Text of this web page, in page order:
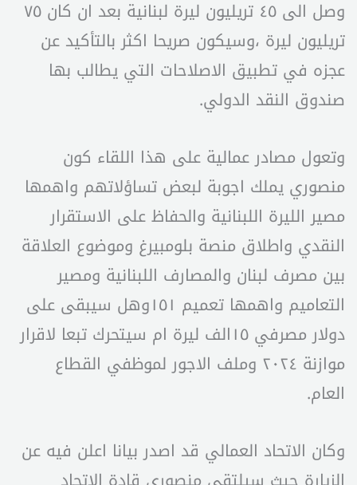
وصل الى ٤٥ تريليون ليرة لبنانية بعد ان كان ٧٥
تريليون ليرة ،وسيكون صريحا اكثر بالتأكيد عن
عجزه في تطبيق الاصلاحات التي يطالب بها
صندوق النقد الدولي.
وتعول مصادر عمالية على هذا اللقاء كون
منصوري يملك اجوبة لبعض تساؤلاتهم واهمها
مصير الليرة اللبنانية والحفاظ على الاستقرار
النقدي واطلاق منصة بلومبيرغ وموضوع العلاقة
بين مصرف لبنان والمصارف اللبنانية ومصير
التعاميم واهمها تعميم ١٥١وهل سيبقى على
دولار مصرفي ١٥الف ليرة ام سيتحرك تبعا لاقرار
موازنة ٢٠٢٤ وملف الاجور لموظفي القطاع
العام.
وكان الاتحاد العمالي قد اصدر بيانا اعلن فيه عن